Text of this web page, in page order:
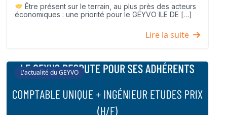
Être présent sur le terrain, au plus près des acteurs
économiques : une priorité pour le GEYVO ILE DE […]
Lire la suite
L'actualité du GEYVO